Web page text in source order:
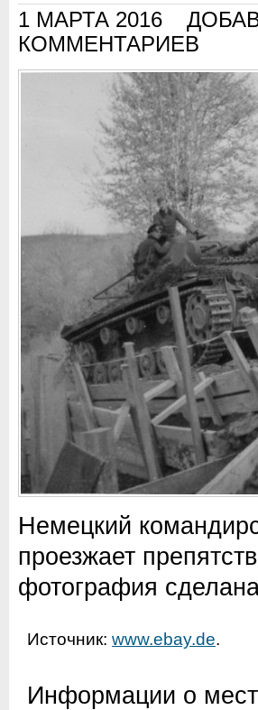
1 МАРТА 2016
КОММЕНТАРИЕВ
Немецкий
проезжает
фотография
Источник: www.ebay.de.
Информации о